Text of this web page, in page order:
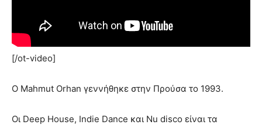
[/ot-video]
Ο Mahmut Orhan γεννήθηκε στην Προύσα το 1993.
Οι Deep House, Indie Dance και Nu disco είναι τα